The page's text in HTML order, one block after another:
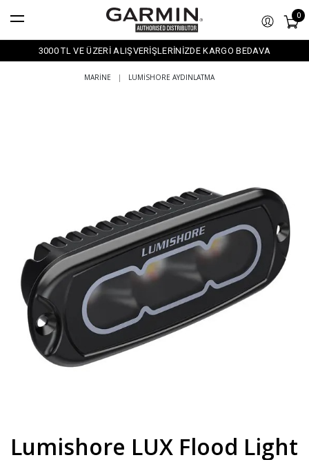
0
3000 TL VE ÜZERİ ALIŞVERİŞLERİNİZDE KARGO BEDAVA
MARINE | LUMISHORE AYDINLATMA
Lumishore LUX Flood Light